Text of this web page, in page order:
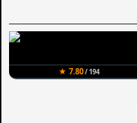
★ 7.80/ 194